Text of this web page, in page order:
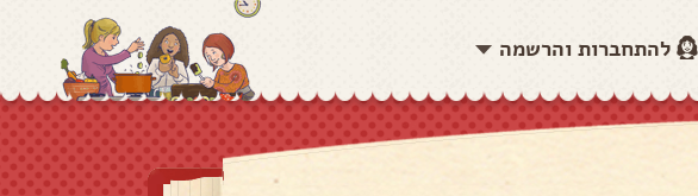
להתחברות והרשמה